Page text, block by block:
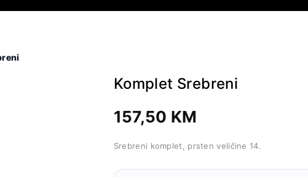
Komplet Srebreni
157,50 KM
Srebreni komplet, prsten veličine 14.